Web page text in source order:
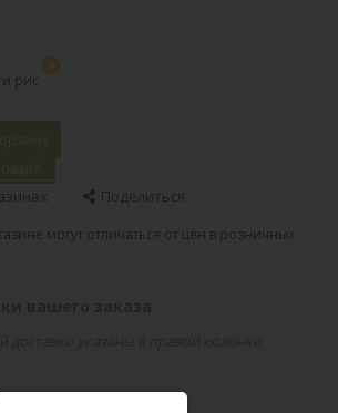
рис
Поделиться
могут отличаться от цен в розничных